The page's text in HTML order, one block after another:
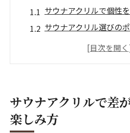
サウナアクリルで個性
サウナアクリル選びの
サウナグッズとしての
話題のサウナキーホルダー
サウナキーホルダー
サウナキーホルダーガ
サウナアクリルで差
楽しみ方